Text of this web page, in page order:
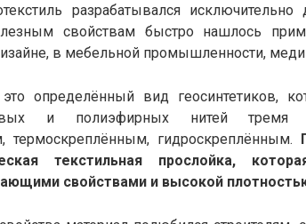
разрабатывался
свойствам быстро нашлось
в мебельной промышленности,
определённый вид геосинтетиков,
и полиэфирных нитей тремя
термоскреплённым, гидроскреплённым.
текстильная прослойка,
свойствами и высокой